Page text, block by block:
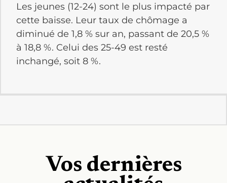
Les jeunes (12-24) sont le plus impacté par
cette baisse. Leur taux de chômage a
diminué de 1,8 % sur an, passant de 20,5 %
à 18,8 %. Celui des 25-49 est resté
inchangé, soit 8 %.
Vos dernières